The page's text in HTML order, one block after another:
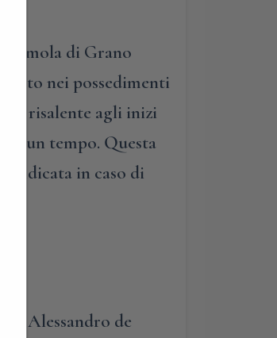
semola di Grano
nei possedimenti
risalente agli inizi
di un tempo. Questa
indicata in caso di
Alessandro de